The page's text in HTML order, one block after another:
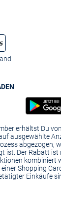
erhältst Du
ausgewählte
abgezogen,
ist. Der Rabatt
kombiniert
Shopping
Einkäufe